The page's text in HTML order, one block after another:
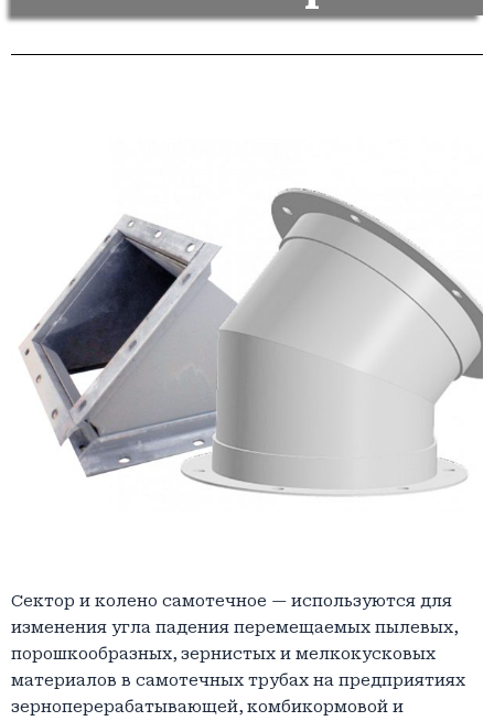
Сектор и колено самотечное — используются для
изменения угла падения перемещаемых пылевых,
порошкообразных, зернистых и мелкокусковых
материалов в самотечных трубах на предприятиях
зерноперерабатывающей, комбикормовой и